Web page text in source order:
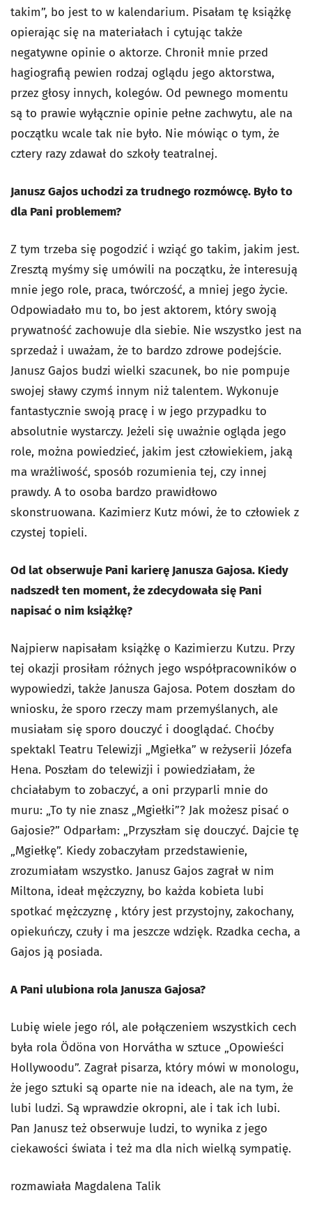
takim”, bo jest to w kalendarium. Pisałam tę książkę
opierając się na materiałach i cytując także
negatywne opinie o aktorze. Chronił mnie przed
hagiografią pewien rodzaj oglądu jego aktorstwa,
przez głosy innych, kolegów. Od pewnego momentu
są to prawie wyłącznie opinie pełne zachwytu, ale na
początku wcale tak nie było. Nie mówiąc o tym, że
cztery razy zdawał do szkoły teatralnej.
Janusz Gajos uchodzi za trudnego rozmówcę. Było to
dla Pani problemem?
Z tym trzeba się pogodzić i wziąć go takim, jakim jest.
Zresztą myśmy się umówili na początku, że interesują
mnie jego role, praca, twórczość, a mniej jego życie.
Odpowiadało mu to, bo jest aktorem, który swoją
prywatność zachowuje dla siebie. Nie wszystko jest na
sprzedaż i uważam, że to bardzo zdrowe podejście.
Janusz Gajos budzi wielki szacunek, bo nie pompuje
swojej sławy czymś innym niż talentem. Wykonuje
fantastycznie swoją pracę i w jego przypadku to
absolutnie wystarczy. Jeżeli się uważnie ogląda jego
role, można powiedzieć, jakim jest człowiekiem, jaką
ma wrażliwość, sposób rozumienia tej, czy innej
prawdy. A to osoba bardzo prawidłowo
skonstruowana. Kazimierz Kutz mówi, że to człowiek z
czystej topieli.
Od lat obserwuje Pani karierę Janusza Gajosa. Kiedy
nadszedł ten moment, że zdecydowała się Pani
napisać o nim książkę?
Najpierw napisałam książkę o Kazimierzu Kutzu. Przy
tej okazji prosiłam różnych jego współpracowników o
wypowiedzi, także Janusza Gajosa. Potem doszłam do
wniosku, że sporo rzeczy mam przemyślanych, ale
musiałam się sporo douczyć i dooglądać. Choćby
spektakl Teatru Telewizji „Mgiełka” w reżyserii Józefa
Hena. Poszłam do telewizji i powiedziałam, że
chciałabym to zobaczyć, a oni przyparli mnie do
muru: „To ty nie znasz „Mgiełki”? Jak możesz pisać o
Gajosie?” Odparłam: „Przyszłam się douczyć. Dajcie tę
„Mgiełkę”. Kiedy zobaczyłam przedstawienie,
zrozumiałam wszystko. Janusz Gajos zagrał w nim
Miltona, ideał mężczyzny, bo każda kobieta lubi
spotkać mężczyznę , który jest przystojny, zakochany,
opiekuńczy, czuły i ma jeszcze wdzięk. Rzadka cecha, a
Gajos ją posiada.
A Pani ulubiona rola Janusza Gajosa?
Lubię wiele jego ról, ale połączeniem wszystkich cech
była rola Ödöna von Horvátha w sztuce „Opowieści
Hollywoodu”. Zagrał pisarza, który mówi w monologu,
że jego sztuki są oparte nie na ideach, ale na tym, że
lubi ludzi. Są wprawdzie okropni, ale i tak ich lubi.
Pan Janusz też obserwuje ludzi, to wynika z jego
ciekawości świata i też ma dla nich wielką sympatię.
rozmawiała Magdalena Talik